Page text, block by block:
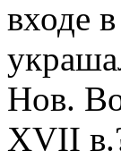
входе
Нов.
XVII